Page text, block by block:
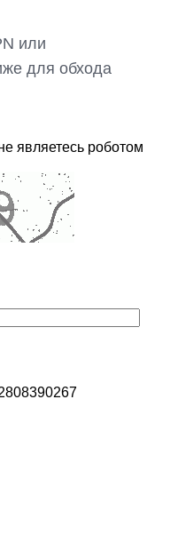
или
для обхода
являетесь роботом